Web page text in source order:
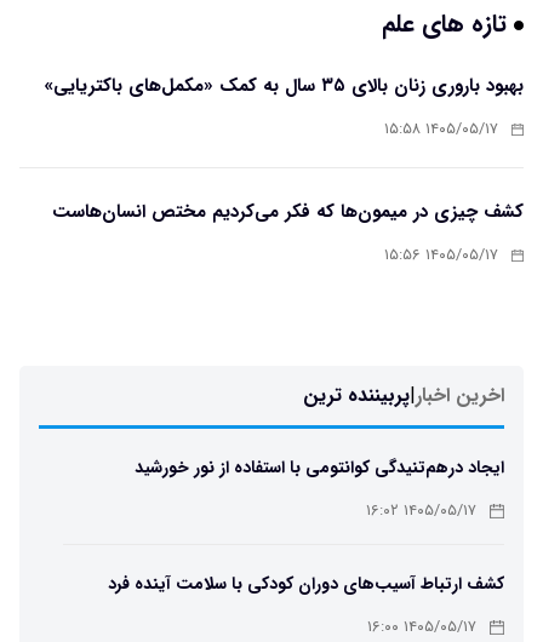
تازه های علم
بهبود باروری زنان بالای ۳۵ سال به کمک «مکمل‌های باکتریایی»
۱۴۰۵/۰۵/۱۷ ۱۵:۵۸
کشف چیزی در میمون‌ها که فکر می‌کردیم مختص انسان‌هاست
۱۴۰۵/۰۵/۱۷ ۱۵:۵۶
اخرین اخبار|پربیننده ترین
ایجاد درهم‌تنیدگی کوانتومی با استفاده از نور خورشید
۱۴۰۵/۰۵/۱۷ ۱۶:۰۲
کشف ارتباط آسیب‌های دوران کودکی با سلامت آینده فرد
۱۴۰۵/۰۵/۱۷ ۱۶:۰۰